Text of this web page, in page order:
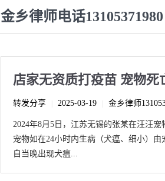
金乡律师电话13105371980
店家无资质打疫苗 宠物死
转发分享 2025-03-19 金乡律师
2024年8月5日，江苏无锡的张某在汪汪
宠物如在24小时内生病（犬瘟、细小）
自当晚出现犬瘟...